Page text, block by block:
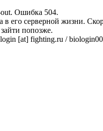
Ошибка 504.
его серверной жизни.
попозже.
[at] fighting.ru /